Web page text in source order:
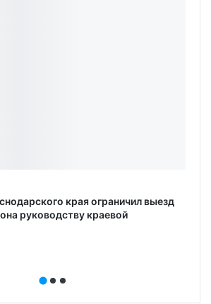
края ограничил выезд
руководству краевой